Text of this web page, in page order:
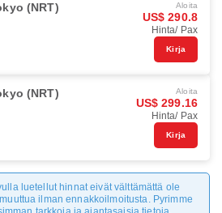
(NRT) Aloita
US$ 290.8
Hinta/ Pax
Kirja
(NRT) Aloita
US$ 299.16
Hinta/ Pax
Kirja
luetellut hinnat eivät välttämättä ole
ilman ennakkoilmoitusta. Pyrimme